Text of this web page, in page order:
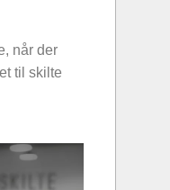
når der
til skilte